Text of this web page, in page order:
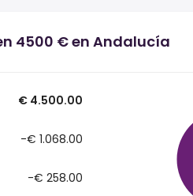
4500 € en Andalucía
€ 4.500.00
-€ 1.068.00
-€ 258.00